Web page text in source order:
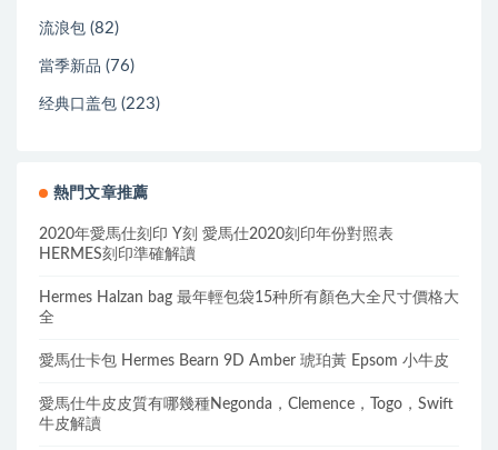
流浪包 (82)
當季新品 (76)
经典口盖包 (223)
熱門文章推薦
2020年愛馬仕刻印 Y刻 愛馬仕2020刻印年份對照表
HERMES刻印準確解讀
Hermes Halzan bag 最年輕包袋15种所有顏色大全尺寸價格大
全
愛馬仕卡包 Hermes Bearn 9D Amber 琥珀黃 Epsom 小牛皮
愛馬仕牛皮皮質有哪幾種Negonda，Clemence，Togo，Swift
牛皮解讀